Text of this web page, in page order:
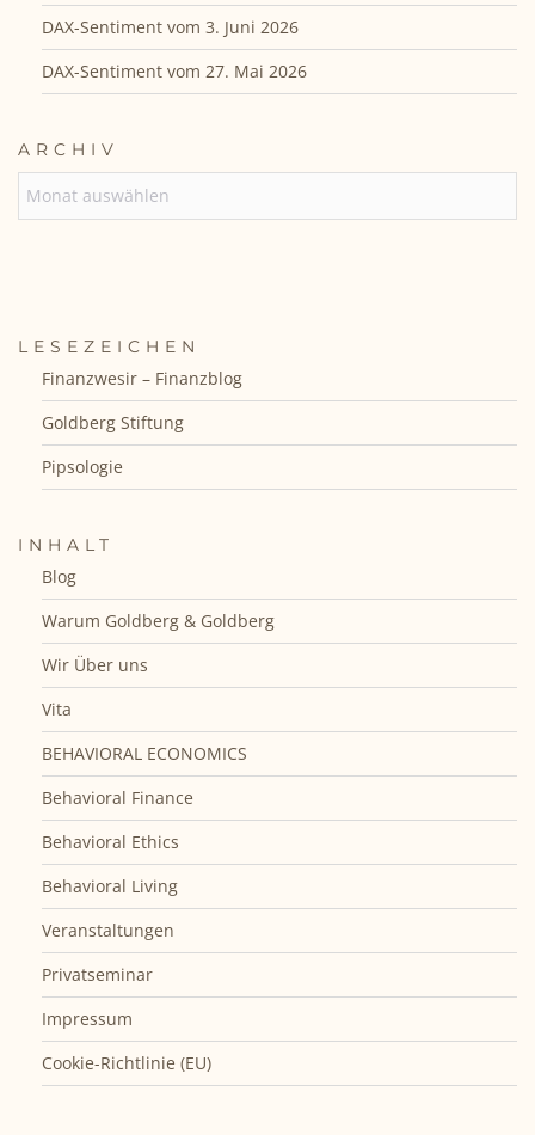
DAX-Sentiment vom 3. Juni 2026
DAX-Sentiment vom 27. Mai 2026
ARCHIV
LESEZEICHEN
Finanzwesir – Finanzblog
Goldberg Stiftung
Pipsologie
INHALT
Blog
Warum Goldberg & Goldberg
Wir Über uns
Vita
BEHAVIORAL ECONOMICS
Behavioral Finance
Behavioral Ethics
Behavioral Living
Veranstaltungen
Privatseminar
Impressum
Cookie-Richtlinie (EU)